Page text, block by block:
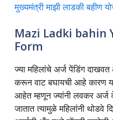
मुख्यमंत्री माझी लाडकी बहीण
Mazi Ladki bahin
Form
ज्या महिलांचे अर्ज पेंडिंग
करून वाट बघायची आहे कारण
आहेत म्हणून ज्यांनी लवकर अर्ज
जातात त्यामुळे महिलांनी थोडवे